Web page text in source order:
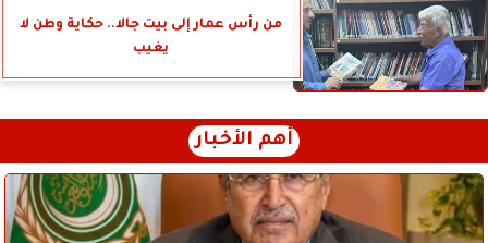
من رأس عمار إلى بيت جالا.. حكاية وطن لا
يغيب
أهم الأخبار